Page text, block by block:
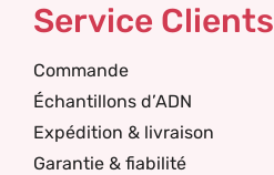
Service Clients
Commande
Échantillons d’ADN
Expédition & livraison
Garantie & fiabilité